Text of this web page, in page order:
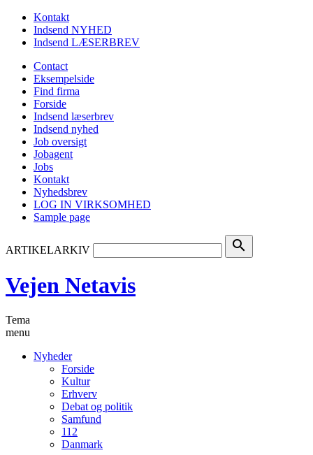
Kontakt
Indsend NYHED
Indsend LÆSERBREV
Contact
Eksempelside
Find firma
Forside
Indsend læserbrev
Indsend nyhed
Job oversigt
Jobagent
Jobs
Kontakt
Nyhedsbrev
LOG IN VIRKSOMHED
Sample page
ARTIKELARKIV search
Vejen Netavis
Tema
menu
Nyheder
Forside
Kultur
Erhverv
Debat og politik
Samfund
112
Danmark